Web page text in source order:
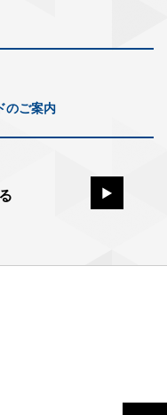
のご案内